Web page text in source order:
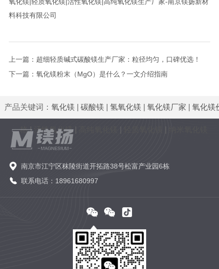
料科技有限公司
上一篇： 超细轻质碱式碳酸镁生产厂家：粒径均匀，口碑优选！
下一篇： 氧化镁粉末（MgO）是什么？一文介绍指南
产品关键词： 氧化镁 碳酸镁 氢氧化镁 氧化镁厂家 氧化镁
格| 活性氧化镁|
南京市江宁区秣陵街道开拓路38号松富产业园6栋
联系电话：18961680997